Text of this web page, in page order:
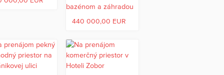
440 000,00 EUR